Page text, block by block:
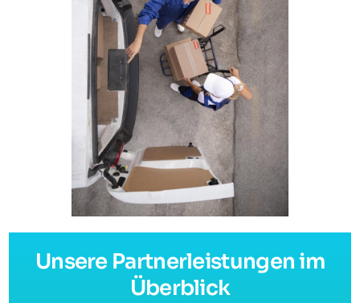
Unsere Partnerleistungen im
Überblick